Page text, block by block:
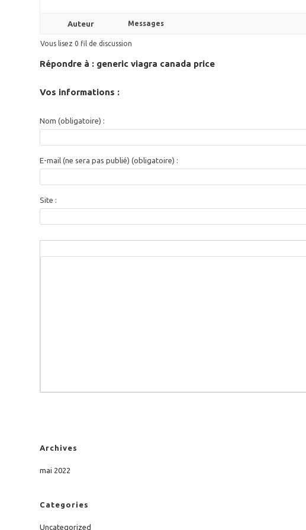
Auteur Messages
Vous lisez 0 fil de discussion
Répondre à : generic viagra canada price
Vos informations :
Nom (obligatoire) :
E-mail (ne sera pas publié) (obligatoire) :
Site :
Archives
mai 2022
Categories
Uncategorized